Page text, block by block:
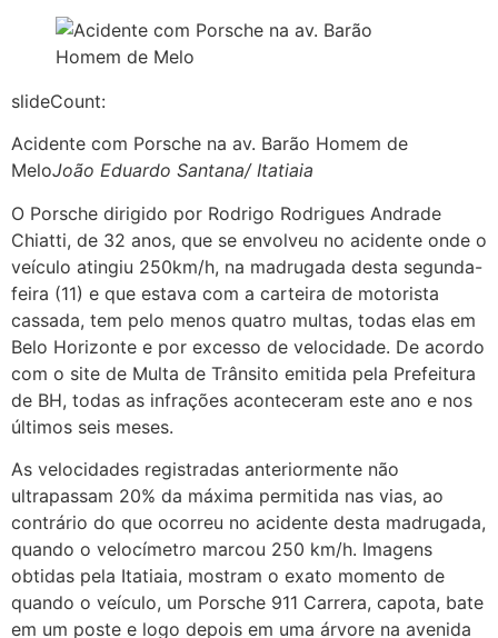
slideCount:
Acidente com Porsche na av. Barão Homem de
MeloJoão Eduardo Santana/ Itatiaia
O Porsche dirigido por Rodrigo Rodrigues Andrade
Chiatti, de 32 anos, que se envolveu no acidente onde o
veículo atingiu 250km/h, na madrugada desta segunda-
feira (11) e que estava com a carteira de motorista
cassada, tem pelo menos quatro multas, todas elas em
Belo Horizonte e por excesso de velocidade. De acordo
com o site de Multa de Trânsito emitida pela Prefeitura
de BH, todas as infrações aconteceram este ano e nos
últimos seis meses.
As velocidades registradas anteriormente não
ultrapassam 20% da máxima permitida nas vias, ao
contrário do que ocorreu no acidente desta madrugada,
quando o velocímetro marcou 250 km/h. Imagens
obtidas pela Itatiaia, mostram o exato momento de
quando o veículo, um Porsche 911 Carrera, capota, bate
em um poste e logo depois em uma árvore na avenida